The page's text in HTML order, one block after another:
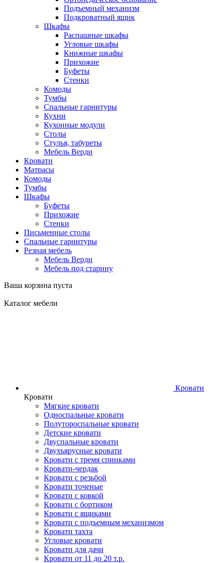
Подъемный механизм
Подкроватный ящик
Шкафы
Распашные шкафы
Угловые шкафы
Книжные шкафы
Прихожие
Буфеты
Стенки
Комоды
Тумбы
Спальные гарнитуры
Кухни
Кухонные модули
Столы
Стулья, табуреты
Мебель Верди
Кровати
Матрасы
Комоды
Тумбы
Шкафы
Буфеты
Прихожие
Стенки
Письменные столы
Спальные гарнитуры
Резная мебель
Мебель Верди
Мебель под старину
Ваша корзина пуста
Каталог мебели
Кровати
Кровати
Мягкие кровати
Односпальные кровати
Полутороспальные кровати
Детские кровати
Двуспальные кровати
Двухъярусные кровати
Кровати с тремя спинками
Кровати-чердак
Кровати с резьбой
Кровати точеные
Кровати с ковкой
Кровати с бортиком
Кровати с ящиками
Кровати с подъемным механизмом
Кровати тахта
Угловые кровати
Кровати для дачи
Кровати от 11 до 20 т.р.